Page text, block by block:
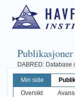
Publikasjoner
DABRED: Database
Min side
Oversikt